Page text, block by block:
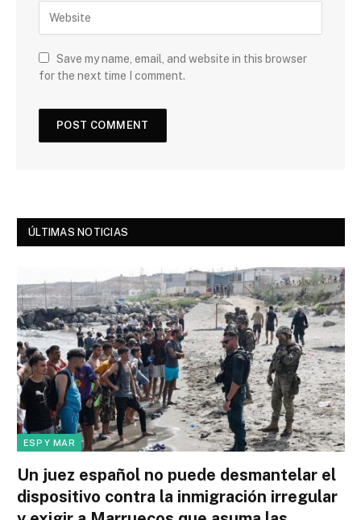
Save my name, email, and website in this browser
for the next time I comment.
ÚLTIMAS NOTICIAS
ESP Y MAR
Un juez español no puede desmantelar el
dispositivo contra la inmigración irregular